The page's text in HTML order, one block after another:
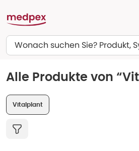
Suchen
Alle Produkte von
Vitalplant